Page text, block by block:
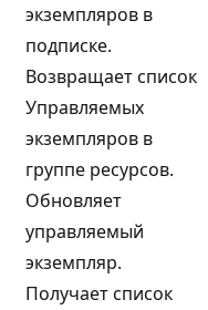
экземпляров в
подписке.
Возвращает список
Управляемых
экземпляров в
группе ресурсов.
Обновляет
управляемый
экземпляр.
Получает список